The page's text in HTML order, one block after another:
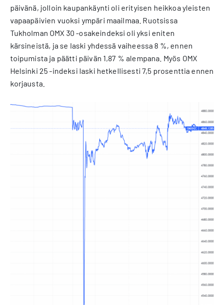
päivänä, jolloin kaupankäynti oli erityisen heikkoa yleisten
vapaapäivien vuoksi ympäri maailmaa. Ruotsissa
Tukholman OMX 30 -osakeindeksi oli yksi eniten
kärsineistä, ja se laski yhdessä vaiheessa 8 %, ennen
toipumista ja päätti päivän 1,87 % alempana. Myös OMX
Helsinki 25 -indeksi laski hetkellisesti 7,5 prosenttia ennen
korjausta.